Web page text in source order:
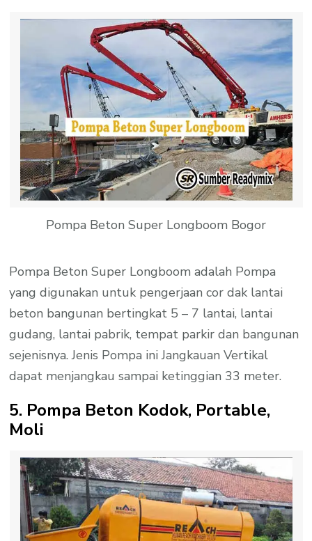
Pompa Beton Super Longboom Bogor
Pompa Beton Super Longboom adalah Pompa
yang digunakan untuk pengerjaan cor dak lantai
beton bangunan bertingkat 5 – 7 lantai, lantai
gudang, lantai pabrik, tempat parkir dan bangunan
sejenisnya. Jenis Pompa ini Jangkauan Vertikal
dapat menjangkau sampai ketinggian 33 meter.
5. Pompa Beton Kodok, Portable,
Moli